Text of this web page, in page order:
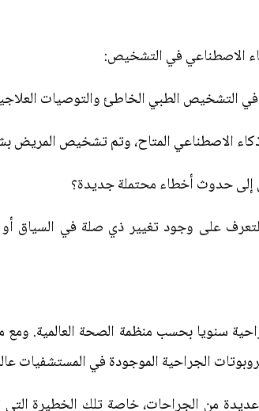
الاصطناعي في التشخيص:
على وجود تغيير ذي صلة في السياق
الجراحية الموجودة في المستشفيات عالميا بنحو
عديدة من الجراحات، خاصة تلك الخطيرة